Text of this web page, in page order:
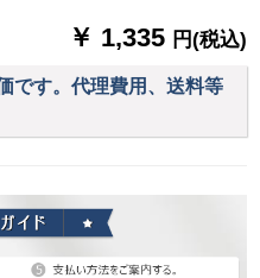
￥ 1,335 円(税込)
です。代理費用、送料等